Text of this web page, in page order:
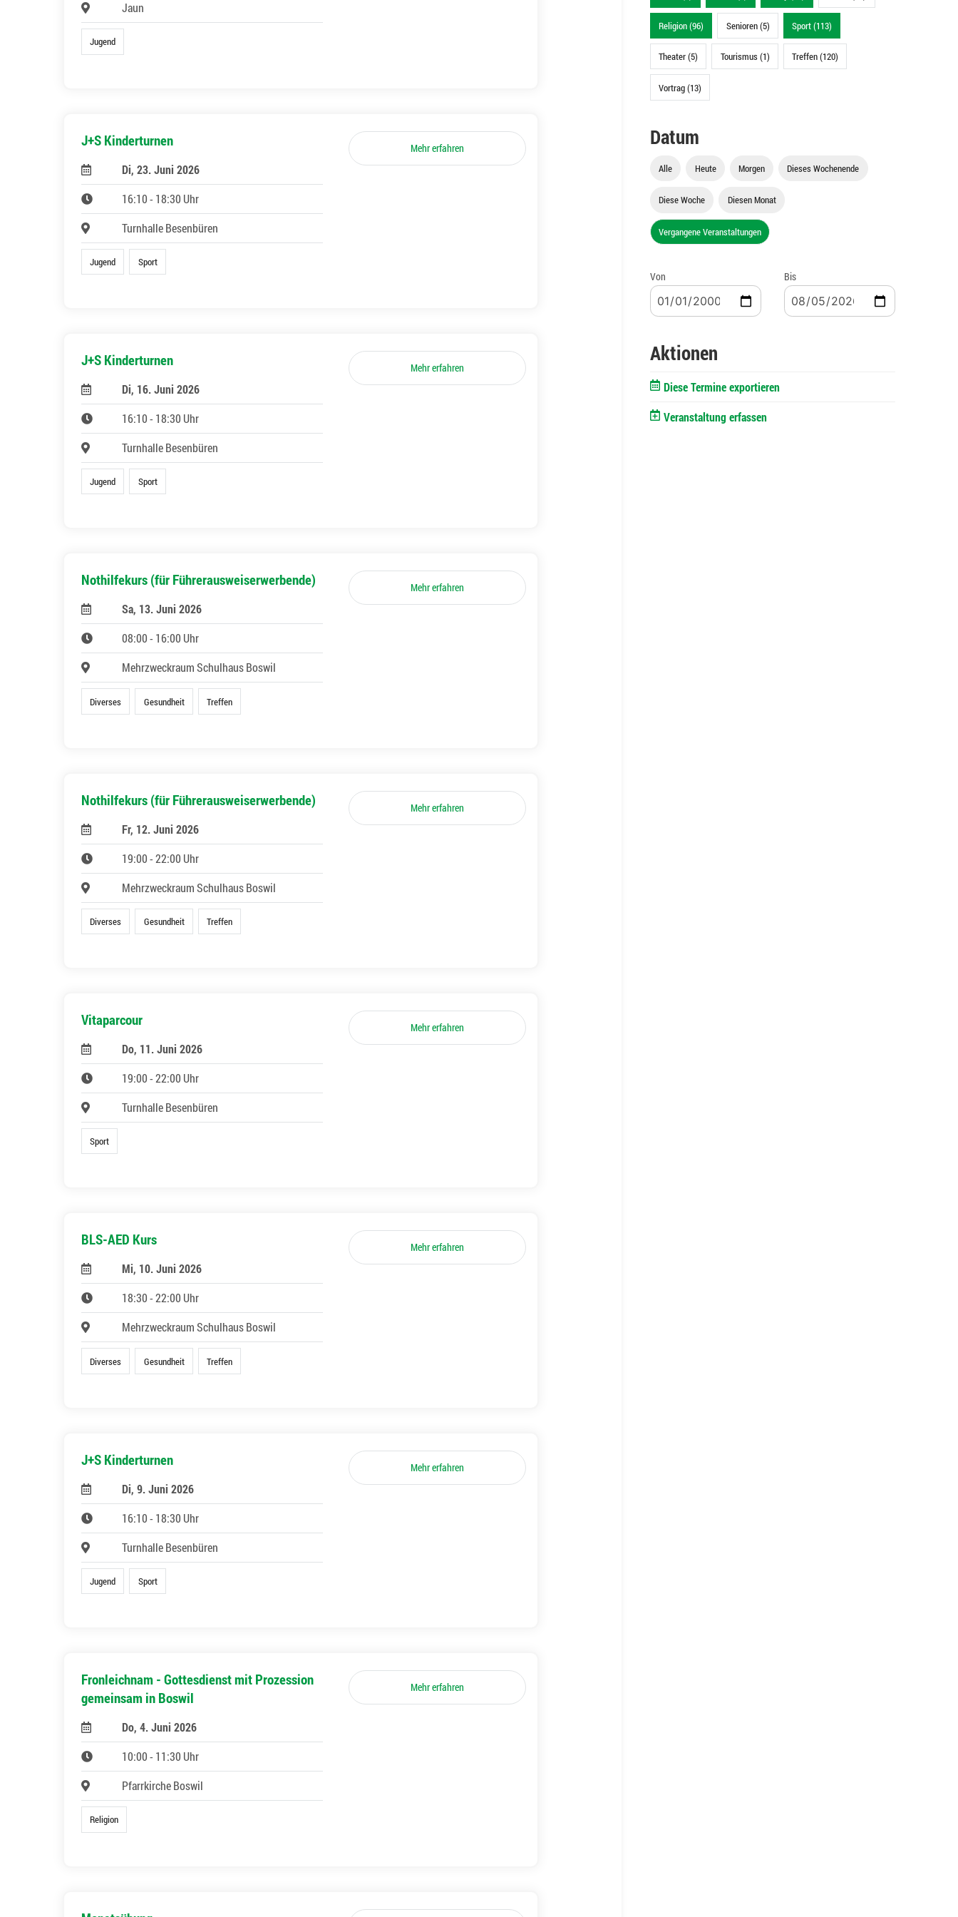
Jaun
Jugend
J+S Kinderturnen
Di, 23. Juni 2026
16:10 - 18:30 Uhr
Turnhalle Besenbüren
Jugend Sport
Mehr erfahren
J+S Kinderturnen
Di, 16. Juni 2026
16:10 - 18:30 Uhr
Turnhalle Besenbüren
Jugend Sport
Mehr erfahren
Nothilfekurs (für Führerausweiserwerbende)
Sa, 13. Juni 2026
08:00 - 16:00 Uhr
Mehrzweckraum Schulhaus Boswil
Diverses Gesundheit Treffen
Mehr erfahren
Nothilfekurs (für Führerausweiserwerbende)
Fr, 12. Juni 2026
19:00 - 22:00 Uhr
Mehrzweckraum Schulhaus Boswil
Diverses Gesundheit Treffen
Mehr erfahren
Vitaparcour
Do, 11. Juni 2026
19:00 - 22:00 Uhr
Turnhalle Besenbüren
Sport
Mehr erfahren
BLS-AED Kurs
Mi, 10. Juni 2026
18:30 - 22:00 Uhr
Mehrzweckraum Schulhaus Boswil
Diverses Gesundheit Treffen
Mehr erfahren
J+S Kinderturnen
Di, 9. Juni 2026
16:10 - 18:30 Uhr
Turnhalle Besenbüren
Jugend Sport
Mehr erfahren
Fronleichnam - Gottesdienst mit Prozession
gemeinsam in Boswil
Do, 4. Juni 2026
10:00 - 11:30 Uhr
Pfarrkirche Boswil
Religion
Mehr erfahren
Religion (96) Senioren (5) Sport (113)
Theater (5) Tourismus (1) Treffen (120)
Vortrag (13)
Datum
Alle Heute Morgen Dieses Wochenende
Diese Woche Diesen Monat
Vergangene Veranstaltungen
Von Bis
Aktionen
Diese Termine exportieren
Veranstaltung erfassen